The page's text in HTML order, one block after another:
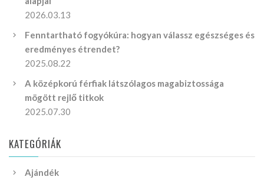
2026.03.13
Fenntartható fogyókúra: hogyan válassz egészséges és
eredményes étrendet?
2025.08.22
A középkorú férfiak látszólagos magabiztossága
mögött rejlő titkok
2025.07.30
KATEGÓRIÁK
Ajándék